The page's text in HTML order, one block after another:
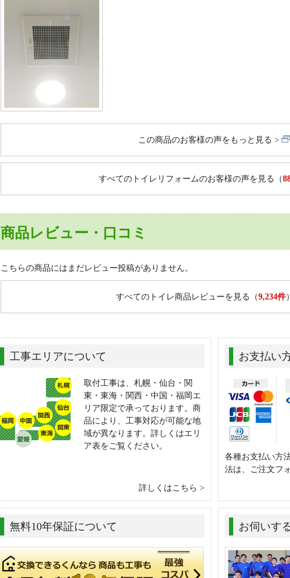
この商品のお客様の声をもっと見る
すべてのトイレリフォームのお客様の声を見る （
商品レビュー・口コミ
こちらの商品にはまだレビュー投稿がありません。
すべてのトイレ商品レビューを見る （9,234件）
工事エリアについて
取付工事は、札幌・仙台・関
東・東海・関西・中国・福岡エ
リア限定で承っております。商
品により、工事対応が可能な地
域が異なります。詳しくはエリ
ア表をご覧ください。
詳しくはこちら
お支払い
各種お支払い方
法は、ご注文フ
無料10年保証について お伺いす